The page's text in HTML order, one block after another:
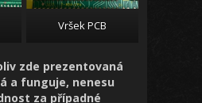
Vršek PCB
zde prezentovaná
a funguje, nenesu
za případné